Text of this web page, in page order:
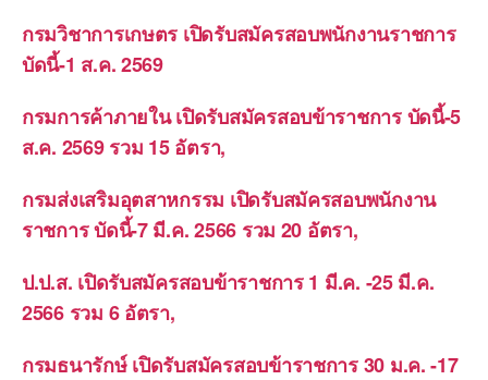
กรมวิชาการเกษตร เปิดรับสมัครสอบพนักงานราชการ
บัดนี้-1 ส.ค. 2569
กรมการค้าภายใน เปิดรับสมัครสอบข้าราชการ บัดนี้-5
ส.ค. 2569 รวม 15 อัตรา,
กรมส่งเสริมอุตสาหกรรม เปิดรับสมัครสอบพนักงาน
ราชการ บัดนี้-7 มี.ค. 2566 รวม 20 อัตรา,
ป.ป.ส. เปิดรับสมัครสอบข้าราชการ 1 มี.ค. -25 มี.ค.
2566 รวม 6 อัตรา,
กรมธนารักษ์ เปิดรับสมัครสอบข้าราชการ 30 ม.ค. -17